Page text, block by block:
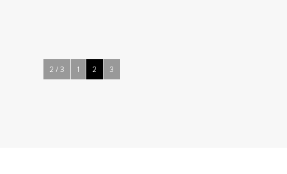
2 / 3 1 2 3